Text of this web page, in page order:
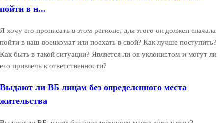
пойти в н...
Я хочу его прописать в этом регионе, для этого он должен сначала
пойти в наш военкомат или поехать в свой? Как лучше поступить?
Как быть в такой ситуации? Является ли он уклонистом и могут ли
его привлечь к ответственности?
Выдают ли ВБ лицам без определенного места
жительства